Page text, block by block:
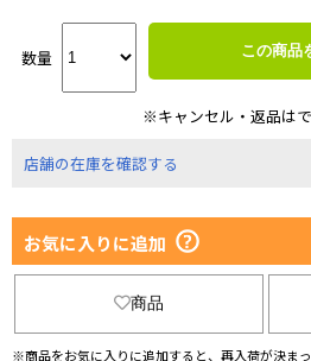
数量 この商品
※キャンセル・返品はで
店舗の在庫を確認する
お気に入りに追加
商品
※商品をお気に入りに追加すると、再入荷が決まっ